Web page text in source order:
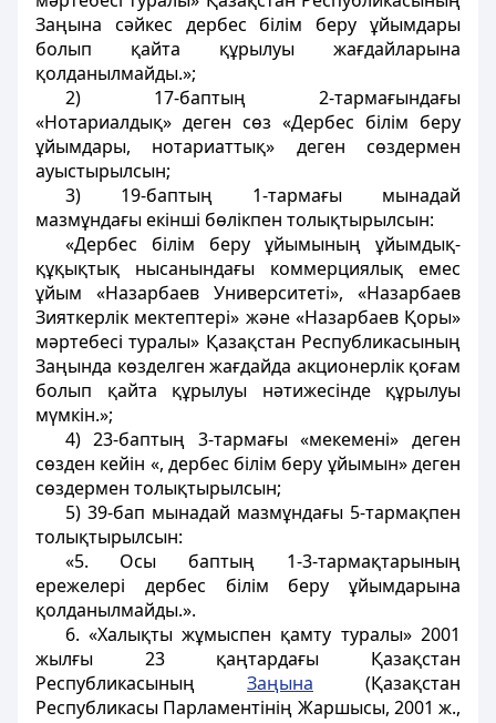
Заңына сәйкес дербес білім беру ұйымдары
болып қайта құрылуы жағдайларына
қолданылмайды.»;
2) 17-баптың 2-тармағындағы
«Нотариалдық» деген сөз «Дербес білім беру
ұйымдары, нотариаттық» деген сөздермен
ауыстырылсын;
3) 19-баптың 1-тармағы мынадай
мазмұндағы екінші бөлікпен толықтырылсын:
«Дербес білім беру ұйымының ұйымдық-
құқықтық нысанындағы коммерциялық емес
ұйым «Назарбаев Университеті», «Назарбаев
Зияткерлік мектептері» және «Назарбаев Қоры»
мәртебесі туралы» Қазақстан Республикасының
Заңында көзделген жағдайда акционерлік қоғам
болып қайта құрылуы нәтижесінде құрылуы
мүмкін.»;
4) 23-баптың 3-тармағы «мекеменi» деген
сөзден кейiн «, дербес білім беру ұйымын» деген
сөздермен толықтырылсын;
5) 39-бап мынадай мазмұндағы 5-тармақпен
толықтырылсын:
«5. Осы баптың 1-3-тармақтарының
ережелерi дербес білім беру ұйымдарына
қолданылмайды.».
6. «Халықты жұмыспен қамту туралы» 2001
жылғы 23 қаңтардағы Қазақстан
Республикасының Заңына (Қазақстан
Республикасы Парламентiнiң Жаршысы, 2001 ж.,